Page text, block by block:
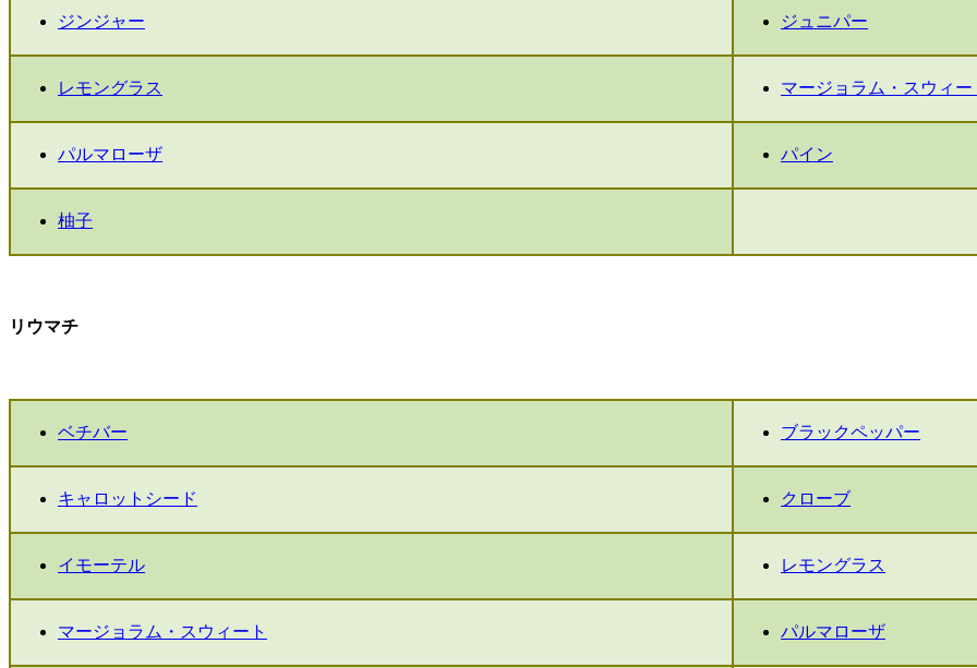
ジンジャー ジュニパー
レモングラス マージョラム・スウィー
パルマローザ パイン
柚子
リウマチ
ベチバー ブラックペッパー
キャロットシード クローブ
イモーテル レモングラス
マージョラム・スウィート パルマローザ